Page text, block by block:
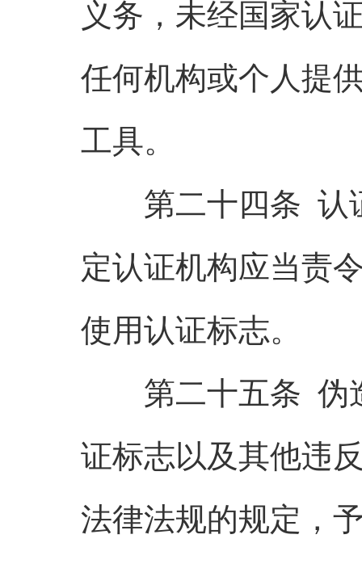
义务，未经国家认
任何机构或个人提
工具。
第二十四条 认证
定认证机构应当责
使用认证标志。
第二十五条 伪造
证标志以及其他违
法律法规的规定，